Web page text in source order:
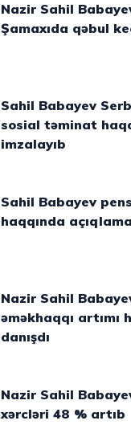
Nazir Sahil Babayevin müavini
Şamaxıda qəbul
Sahil Babayev Serbiya ilə
sosial təminat
imzalayıb
Sahil Babayev pensiya artımı
haqqında
Nazir Sahil Babayev
əməkhaqqı artımı
danışdı
Nazir Sahil Babayev: Pensiya
xərcləri 48 % artıb